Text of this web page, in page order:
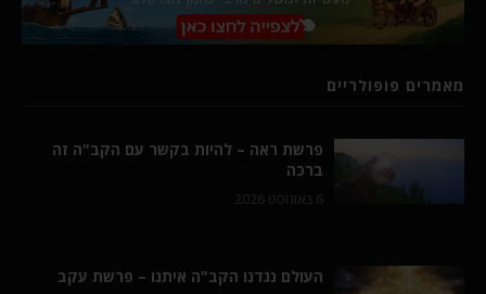
מאמרים פופולריים
פרשת ראה – להיות בקשר עם הקב"ה זה
ברכה
6 באוגוסט 2026
העולם נגדנו הקב"ה איתנו – פרשת עקב